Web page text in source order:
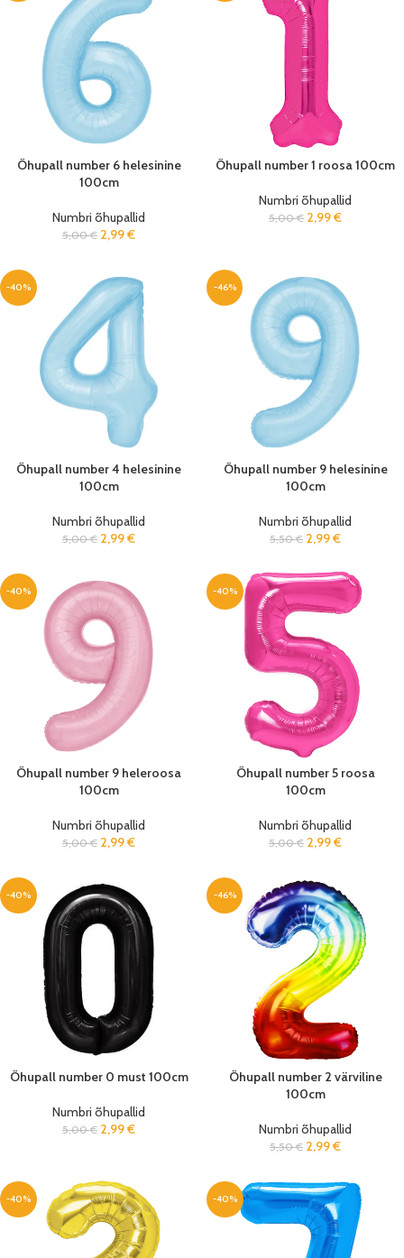
Õhupall number 6 helesinine
100cm
Numbri õhupallid
5,00€ 2,99€
Õhupall number 1 roosa 100cm
Numbri õhupallid
5,00€ 2,99€
-40%
Õhupall number 4 helesinine
100cm
Numbri õhupallid
5,00€ 2,99€
-46%
Õhupall number 9 helesinine
100cm
Numbri õhupallid
5,50€ 2,99€
-40%
Õhupall number 9 heleroosa
100cm
Numbri õhupallid
5,00€ 2,99€
-40%
Õhupall number 5 roosa
100cm
Numbri õhupallid
5,00€ 2,99€
-40%
Õhupall number 0 must 100cm
Numbri õhupallid
5,00€ 2,99€
-46%
Õhupall number 2 värviline
100cm
Numbri õhupallid
5,50€ 2,99€
-40% -40%